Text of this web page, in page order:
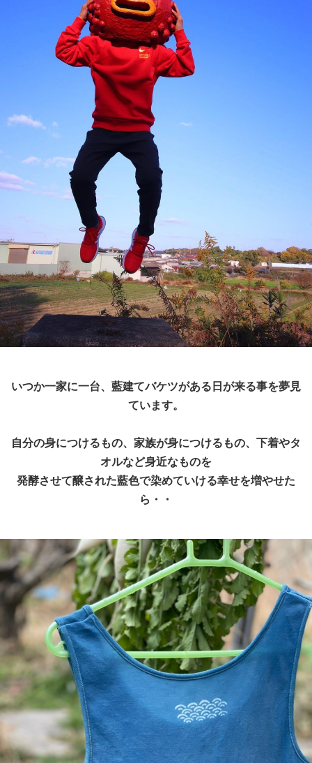
いつか一家に一台、藍建てバケツがある日が来る事を夢見
ています。
自分の身につけるもの、家族が身につけるもの、下着やタ
オルなど身近なものを
発酵させて醸された藍色で染めていける幸せを増やせた
ら・・